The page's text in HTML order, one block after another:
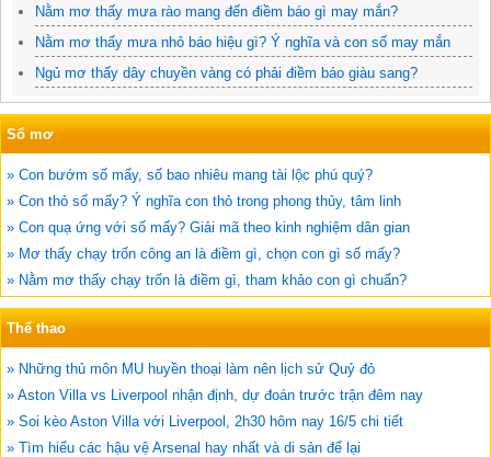
Nằm mơ thấy mưa rào mang đến điềm báo gì may mắn?
Nằm mơ thấy mưa nhỏ báo hiệu gì? Ý nghĩa và con số may mắn
Ngủ mơ thấy dây chuyền vàng có phải điềm báo giàu sang?
Sổ mơ
» Con bướm số mấy, số bao nhiêu mang tài lộc phú quý?
» Con thỏ số mấy? Ý nghĩa con thỏ trong phong thủy, tâm linh
» Con quạ ứng với số mấy? Giải mã theo kinh nghiệm dân gian
» Mơ thấy chạy trốn công an là điềm gì, chọn con gì số mấy?
» Nằm mơ thấy chạy trốn là điềm gì, tham khảo con gì chuẩn?
Thể thao
» Những thủ môn MU huyền thoại làm nên lịch sử Quỷ đỏ
» Aston Villa vs Liverpool nhận định, dự đoán trước trận đêm nay
» Soi kèo Aston Villa với Liverpool, 2h30 hôm nay 16/5 chi tiết
» Tìm hiểu các hậu vệ Arsenal hay nhất và di sản để lại